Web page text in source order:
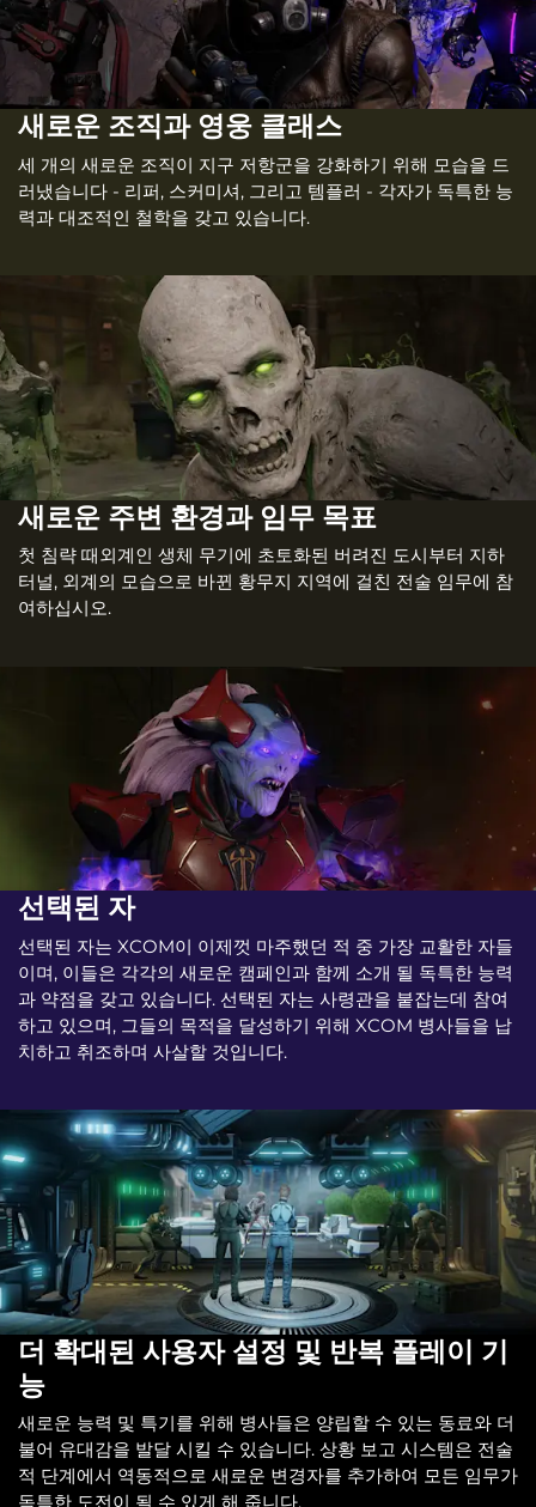
새로운 조직과 영웅 클래스
세 개의 새로운 조직이 지구 저항군을 강화하기 위해 모습을 드
러냈습니다 - 리퍼, 스커미셔, 그리고 템플러 - 각자가 독특한 능
력과 대조적인 철학을 갖고 있습니다.
새로운 주변 환경과 임무 목표
첫 침략 때외계인 생체 무기에 초토화된 버려진 도시부터 지하
터널, 외계의 모습으로 바뀐 황무지 지역에 걸친 전술 임무에 참
여하십시오.
선택된 자
선택된 자는 XCOM이 이제껏 마주했던 적 중 가장 교활한 자들
이며, 이들은 각각의 새로운 캠페인과 함께 소개 될 독특한 능력
과 약점을 갖고 있습니다. 선택된 자는 사령관을 붙잡는데 참여
하고 있으며, 그들의 목적을 달성하기 위해 XCOM 병사들을 납
치하고 취조하며 사살할 것입니다.
더 확대된 사용자 설정 및 반복 플레이 기
능
새로운 능력 및 특기를 위해 병사들은 양립할 수 있는 동료와 더
불어 유대감을 발달 시킬 수 있습니다. 상황 보고 시스템은 전술
적 단계에서 역동적으로 새로운 변경자를 추가하여 모든 임무가
독특한 도전이 될 수 있게 해 줍니다.